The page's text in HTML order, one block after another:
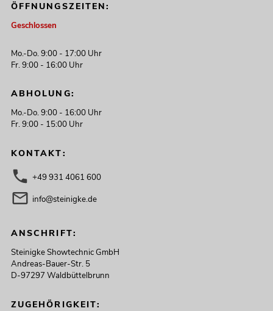
ÖFFNUNGSZEITEN:
Geschlossen
Mo.-Do. 9:00 - 17:00 Uhr
Fr. 9:00 - 16:00 Uhr
ABHOLUNG:
Mo.-Do. 9:00 - 16:00 Uhr
Fr. 9:00 - 15:00 Uhr
KONTAKT:
+49 931 4061 600
info@steinigke.de
ANSCHRIFT:
Steinigke Showtechnic GmbH
Andreas-Bauer-Str. 5
D-97297 Waldbüttelbrunn
ZUGEHÖRIGKEIT: